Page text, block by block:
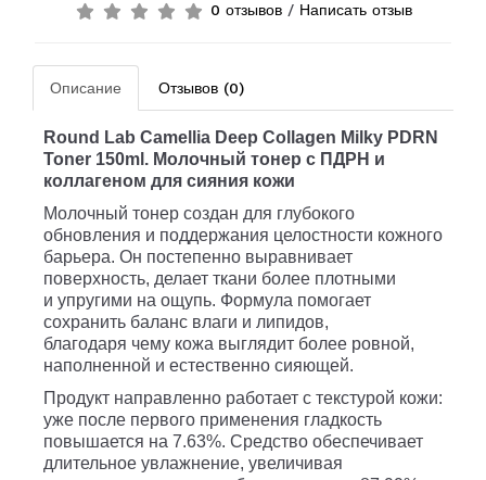
0 отзывов/ Написать отзыв
Описание Отзывов (0)
Round Lab Camellia Deep Collagen Milky PDRN
Toner 150ml. Молочный тонер с ПДРН и
коллагеном для сияния кожи
Молочный тонер создан для глубокого
обновления и поддержания целостности кожного
барьера. Он постепенно выравнивает
поверхность, делает ткани более плотными
и упругими на ощупь. Формула помогает
сохранить баланс влаги и липидов,
благодаря чему кожа выглядит более ровной,
наполненной и естественно сияющей.
Продукт направленно работает с текстурой кожи:
уже после первого применения гладкость
повышается на 7.63%. Средство обеспечивает
длительное увлажнение, увеличивая